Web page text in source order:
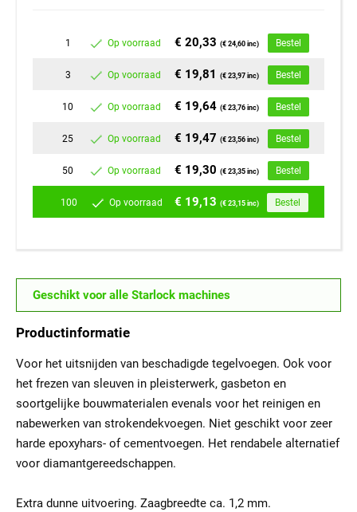
1 Op voorraad € 20,33(€ 24,60 inc) Bestel
3 Op voorraad € 19,81(€ 23,97 inc) Bestel
10 Op voorraad € 19,64(€ 23,76 inc) Bestel
25 Op voorraad € 19,47(€ 23,56 inc) Bestel
50 Op voorraad € 19,30(€ 23,35 inc) Bestel
100 Op voorraad € 19,13(€ 23,15 inc) Bestel
Geschikt voor alle Starlock machines
Productinformatie
Voor het uitsnijden van beschadigde tegelvoegen. Ook voor
het frezen van sleuven in pleisterwerk, gasbeton en
soortgelijke bouwmaterialen evenals voor het reinigen en
nabewerken van strokendekvoegen. Niet geschikt voor zeer
harde epoxyhars- of cementvoegen. Het rendabele alternatief
voor diamantgereedschappen.
Extra dunne uitvoering. Zaagbreedte ca. 1,2 mm.